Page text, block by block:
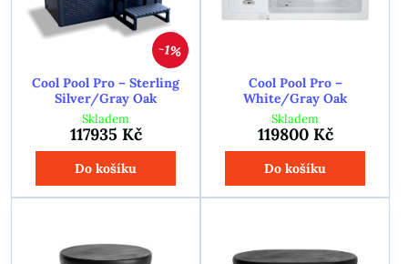
1%
Cool Pool Pro – Sterling
Silver/Gray Oak
Skladem
117935 Kč
Do košíku
Cool Pool Pro –
White/Gray Oak
Skladem
119800 Kč
Do košíku